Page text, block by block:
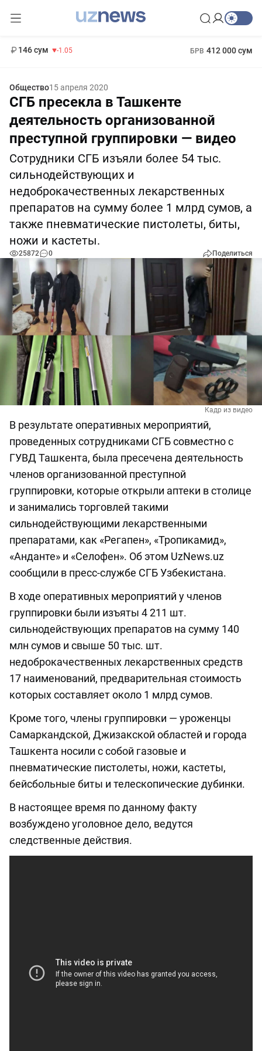
146 сум -1.05 БРВ 412 000 сум
Общество15 апреля 2020
СГБ пресекла в Ташкенте
деятельность организованной
преступной группировки — видео
Сотрудники СГБ изъяли более 54 тыс.
сильнодействующих и
недоброкачественных лекарственных
препаратов на сумму более 1 млрд сумов, а
также пневматические пистолеты, биты,
ножи и кастеты.
25872 0 Поделиться
Кадр из видео
В результате оперативных мероприятий,
проведенных сотрудниками СГБ совместно с
ГУВД Ташкента, была пресечена деятельность
членов организованной преступной
группировки, которые открыли аптеки в столице
и занимались торговлей такими
сильнодействующими лекарственными
препаратами, как «Регапен», «Тропикамид»,
«Анданте» и «Селофен». Об этом UzNews.uz
сообщили в пресс-службе СГБ Узбекистана.
В ходе оперативных мероприятий у членов
группировки были изъяты 4 211 шт.
сильнодействующих препаратов на сумму 140
млн сумов и свыше 50 тыс. шт.
недоброкачественных лекарственных средств
17 наименований, предварительная стоимость
которых составляет около 1 млрд сумов.
Кроме того, члены группировки — уроженцы
Самаркандской, Джизакской областей и города
Ташкента носили с собой газовые и
пневматические пистолеты, ножи, кастеты,
бейсбольные биты и телескопические дубинки.
В настоящее время по данному факту
возбуждено уголовное дело, ведутся
следственные действия.